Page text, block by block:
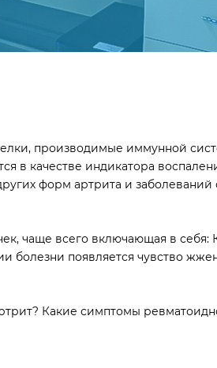
производимые иммунной
качестве индикатора
форм артрита и
чаще всего включающая в себя:
появляется чувство
Какие симптомы